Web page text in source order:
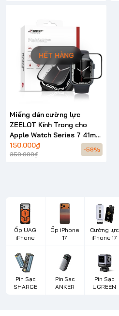
HẾT HÀNG
Miếng dán cường lực
ZEELOT Kính Trong cho
Apple Watch Series 7 41mm
45mm
150.000₫
350.000₫
-58%
Ốp UAG
iPhone
Ốp iPhone
17
Cường lực
iPhone 17
Pin Sạc
SHARGE
Pin Sạc
ANKER
Pin Sạc
UGREEN